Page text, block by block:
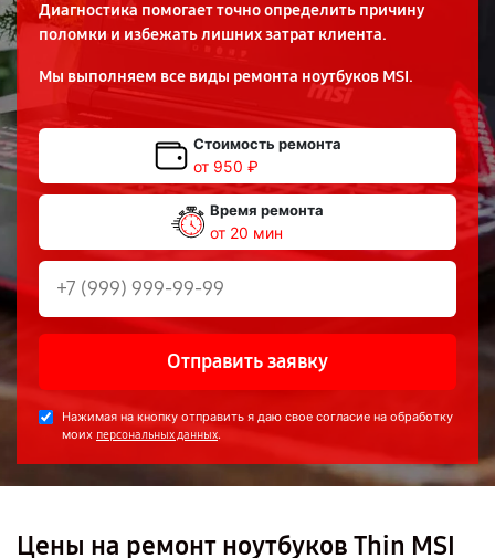
Диагностика помогает точно определить причину
поломки и избежать лишних затрат клиента.
Мы выполняем все виды ремонта ноутбуков MSI.
Стоимость ремонта
от 950 ₽
Время ремонта
от 20 мин
Отправить заявку
Нажимая на кнопку отправить я даю свое согласие на обработку
моих персональных данных.
Цены на ремонт ноутбуков Thin MSI